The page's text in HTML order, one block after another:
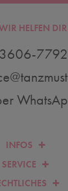
INFOS
SERVICE
HELFEN